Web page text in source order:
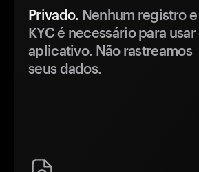
Privado. Nenhum registro e
KYC é necessário para usar
aplicativo. Não rastreamos
seus dados.